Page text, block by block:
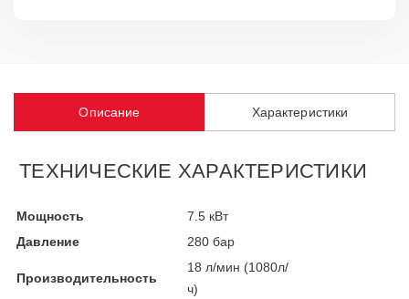
Описание Характеристики
ТЕХНИЧЕСКИЕ ХАРАКТЕРИСТИКИ
Мощность
7.5 кВт
Давление
280 бар
Производительность
18 л/мин (1080л/
ч)